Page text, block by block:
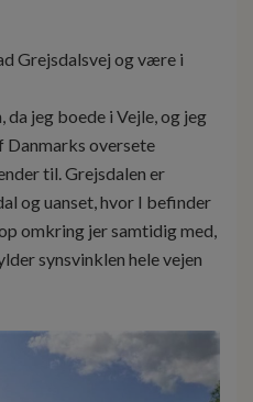
Grejsdalsvej og være i
da jeg boede i Vejle, og jeg
Danmarks oversete
til. Grejsdalen er
og uanset, hvor I befinder
omkring jer samtidig med,
synsvinklen hele vejen